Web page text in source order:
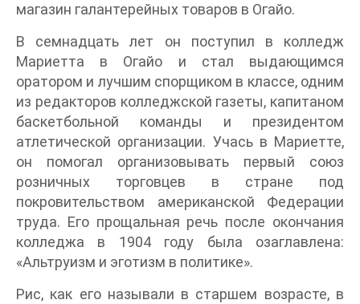
магазин галантерейных товаров в Огайо.
В семнадцать лет он поступил в колледж
Мариетта в Огайо и стал выдающимся
оратором и лучшим спорщиком в классе, одним
из редакторов колледжской газеты, капитаном
баскетбольной команды и президентом
атлетической организации. Учась в Мариетте,
он помогал организовывать первый союз
розничных торговцев в стране под
покровительством американской Федерации
труда. Его прощальная речь после окончания
колледжа в 1904 году была озаглавлена:
«Альтруизм и эготизм в политике».
Рис, как его называли в старшем возрасте, в